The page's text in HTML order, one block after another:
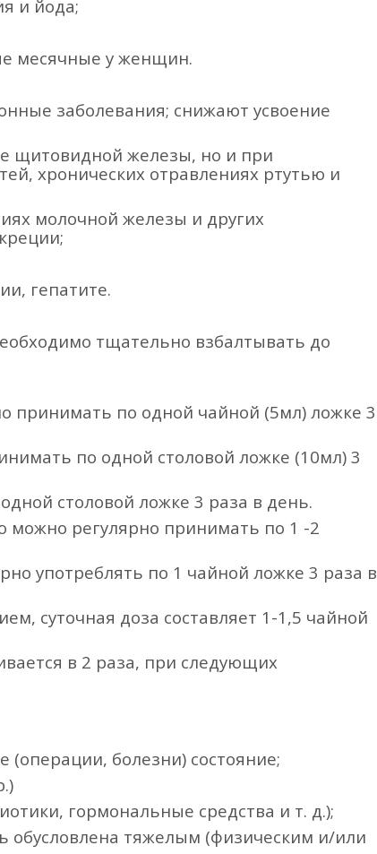
и йода;
месячные у женщин.
заболевания; снижают усвоение
щитовидной железы, но и при
хронических отравлениях ртутью и
молочной железы и других
гепатите.
тщательно взбалтывать до
принимать по одной чайной (5мл) ложке 3
по одной столовой ложке (10мл) 3
столовой ложке 3 раза в день.
можно регулярно принимать по 1 -2
употреблять по 1 чайной ложке 3 раза в
суточная доза составляет 1-1,5 чайной
в 2 раза, при следующих
(операции, болезни) состояние;
гормональные средства и т. д.);
обусловлена тяжелым (физическим и/или